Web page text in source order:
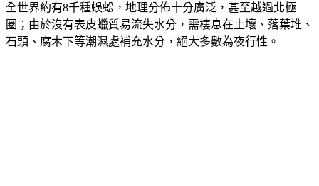
全世界約有8千種蜈蚣，地理分佈十分廣泛，甚至越過北極
圈；由於沒有表皮蠟質易流失水分，需棲息在土壤、落葉堆、